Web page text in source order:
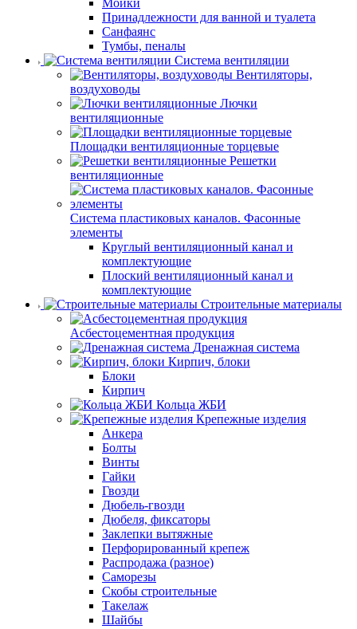
Мойки
Принадлежности для ванной и туалета
Санфаянс
Тумбы, пеналы
Система вентиляции
Вентиляторы,
воздуховоды
Лючки
вентиляционные
Площадки вентиляционные торцевые
Решетки
вентиляционные
Система пластиковых каналов. Фасонные
элементы
Круглый вентиляционный канал и
комплектующие
Плоский вентиляционный канал и
комплектующие
Строительные материалы
Асбестоцементная продукция
Дренажная система
Кирпич, блоки
Блоки
Кирпич
Кольца ЖБИ
Крепежные изделия
Анкера
Болты
Винты
Гайки
Гвозди
Дюбель-гвозди
Дюбеля, фиксаторы
Заклепки вытяжные
Перфорированный крепеж
Распродажа (разное)
Саморезы
Скобы строительные
Такелаж
Шайбы